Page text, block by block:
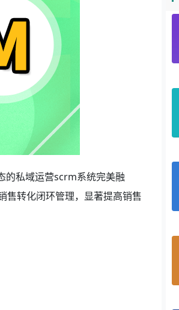
的私域运营scrm系统完美融
售转化闭环管理，显著提高销售